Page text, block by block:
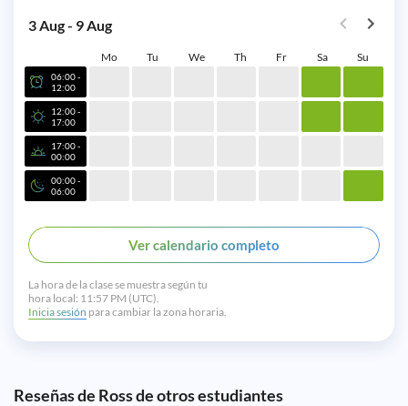
3 Aug - 9 Aug
Mo Tu We Th Fr Sa Su
06:00 -
12:00
12:00 -
17:00
17:00 -
00:00
00:00 -
06:00
Ver calendario completo
La hora de la clase se muestra según tu
hora local: 11:57 PM (UTC).
Inicia sesión para cambiar la zona horaria.
Reseñas de Ross de otros estudiantes